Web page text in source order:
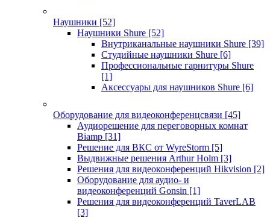
Наушники [52]
Наушники Shure [52]
Внутриканальные наушники Shure [39]
Студийные наушники Shure [6]
Профессиональные гарнитуры Shure
[1]
Аксессуары для наушников Shure [6]
Оборудование для видеоконференцсвязи [45]
Аудиорешение для переговорных комнат
Biamp [31]
Решение для ВКС от WyreStorm [5]
Выдвижные решения Arthur Holm [3]
Решения для видеоконференций Hikvision [2]
Оборудование для аудио- и
видеоконференций Gonsin [1]
Решения для видеоконференций TaverLAB
[3]